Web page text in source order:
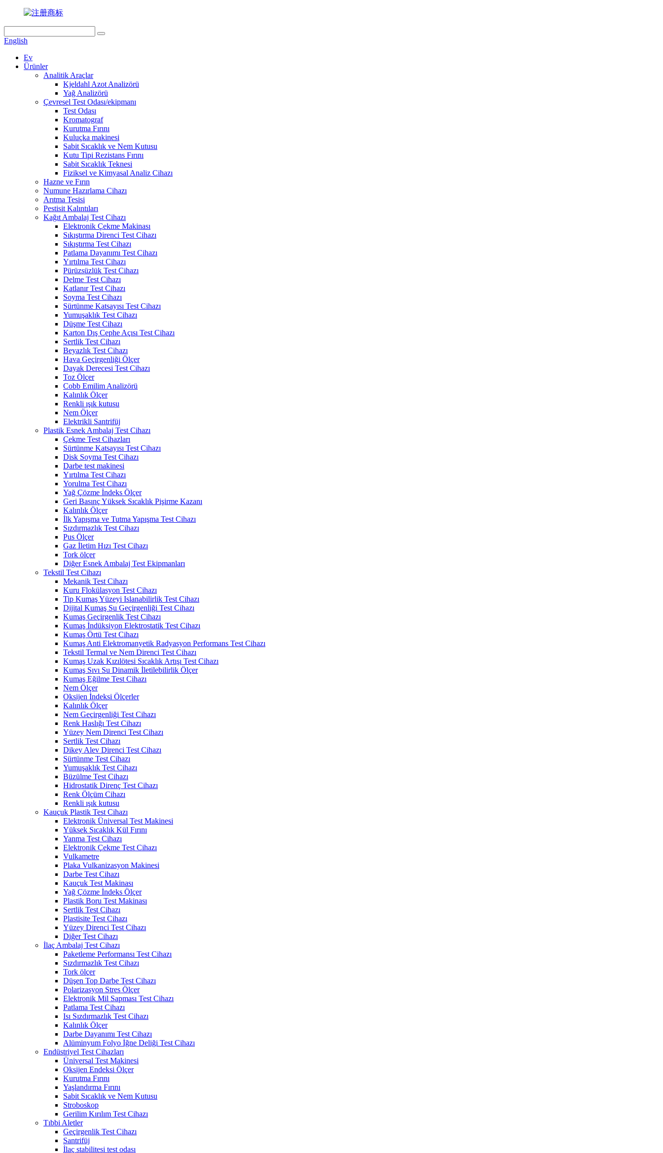
English
Ev
Ürünler
Analitik Araçlar
Kjeldahl Azot Analizörü
Yağ Analizörü
Çevresel Test Odası/ekipmanı
Test Odası
Kromatograf
Kurutma Fırını
Kuluçka makinesi
Sabit Sıcaklık ve Nem Kutusu
Kutu Tipi Rezistans Fırını
Sabit Sıcaklık Teknesi
Fiziksel ve Kimyasal Analiz Cihazı
Hazne ve Fırın
Numune Hazırlama Cihazı
Arıtma Tesisi
Pestisit Kalıntıları
Kağıt Ambalaj Test Cihazı
Elektronik Çekme Makinası
Sıkıştırma Direnci Test Cihazı
Sıkıştırma Test Cihazı
Patlama Dayanımı Test Cihazı
Yırtılma Test Cihazı
Pürüzsüzlük Test Cihazı
Delme Test Cihazı
Katlanır Test Cihazı
Soyma Test Cihazı
Sürtünme Katsayısı Test Cihazı
Yumuşaklık Test Cihazı
Düşme Test Cihazı
Karton Dış Cephe Açısı Test Cihazı
Sertlik Test Cihazı
Beyazlık Test Cihazı
Hava Geçirgenliği Ölçer
Dayak Derecesi Test Cihazı
Toz Ölçer
Cobb Emilim Analizörü
Kalınlık Ölçer
Renkli ışık kutusu
Nem Ölçer
Elektrikli Santrifüj
Plastik Esnek Ambalaj Test Cihazı
Çekme Test Cihazları
Sürtünme Katsayısı Test Cihazı
Disk Soyma Test Cihazı
Darbe test makinesi
Yırtılma Test Cihazı
Yorulma Test Cihazı
Yağ Çözme İndeks Ölçer
Geri Basınç Yüksek Sıcaklık Pişirme Kazanı
Kalınlık Ölçer
İlk Yapışma ve Tutma Yapışma Test Cihazı
Sızdırmazlık Test Cihazı
Pus Ölçer
Gaz İletim Hızı Test Cihazı
Tork ölçer
Diğer Esnek Ambalaj Test Ekipmanları
Tekstil Test Cihazı
Mekanik Test Cihazı
Kuru Flokülasyon Test Cihazı
Tip Kumaş Yüzeyi Islanabilirlik Test Cihazı
Dijital Kumaş Su Geçirgenliği Test Cihazı
Kumaş Geçirgenlik Test Cihazı
Kumaş İndüksiyon Elektrostatik Test Cihazı
Kumaş Örtü Test Cihazı
Kumaş Anti Elektromanyetik Radyasyon Performans Test Cihazı
Tekstil Termal ve Nem Direnci Test Cihazı
Kumaş Uzak Kızılötesi Sıcaklık Artışı Test Cihazı
Kumaş Sıvı Su Dinamik İletilebilirlik Ölçer
Kumaş Eğilme Test Cihazı
Nem Ölçer
Oksijen İndeksi Ölçerler
Kalınlık Ölçer
Nem Geçirgenliği Test Cihazı
Renk Haslığı Test Cihazı
Yüzey Nem Direnci Test Cihazı
Sertlik Test Cihazı
Dikey Alev Direnci Test Cihazı
Sürtünme Test Cihazı
Yumuşaklık Test Cihazı
Büzülme Test Cihazı
Hidrostatik Direnç Test Cihazı
Renk Ölçüm Cihazı
Renkli ışık kutusu
Kauçuk Plastik Test Cihazı
Elektronik Üniversal Test Makinesi
Yüksek Sıcaklık Kül Fırını
Yanma Test Cihazı
Elektronik Çekme Test Cihazı
Vulkametre
Plaka Vulkanizasyon Makinesi
Darbe Test Cihazı
Kauçuk Test Makinası
Yağ Çözme İndeks Ölçer
Plastik Boru Test Makinası
Sertlik Test Cihazı
Plastisite Test Cihazı
Yüzey Direnci Test Cihazı
Diğer Test Cihazı
İlaç Ambalaj Test Cihazı
Paketleme Performansı Test Cihazı
Sızdırmazlık Test Cihazı
Tork ölçer
Düşen Top Darbe Test Cihazı
Polarizasyon Stres Ölçer
Elektronik Mil Sapması Test Cihazı
Patlama Test Cihazı
Isı Sızdırmazlık Test Cihazı
Kalınlık Ölçer
Darbe Dayanımı Test Cihazı
Alüminyum Folyo İğne Deliği Test Cihazı
Endüstriyel Test Cihazları
Üniversal Test Makinesi
Oksijen Endeksi Ölçer
Kurutma Fırını
Yaşlandırma Fırını
Sabit Sıcaklık ve Nem Kutusu
Stroboskop
Gerilim Kırılım Test Cihazı
Tıbbi Aletler
Geçirgenlik Test Cihazı
Santrifüj
İlaç stabilitesi test odası